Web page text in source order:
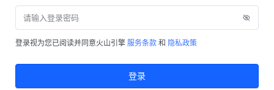
登录视为您已阅读并同意火山引擎 服务条款 和 隐私政策
登录